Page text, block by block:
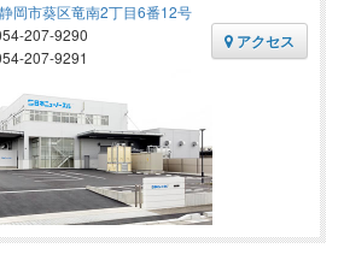
岡市葵区竜南2丁目6番12号
アクセス
207-9290
207-9291